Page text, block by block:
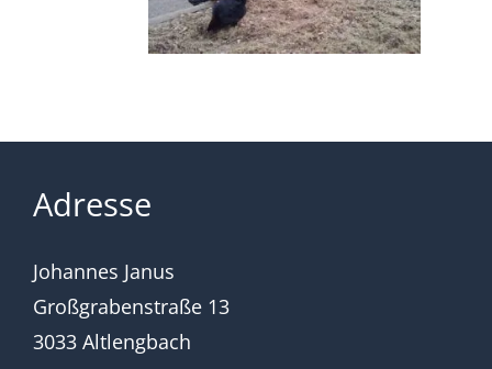
Adresse
Johannes Janus
Großgrabenstraße 13
3033 Altlengbach